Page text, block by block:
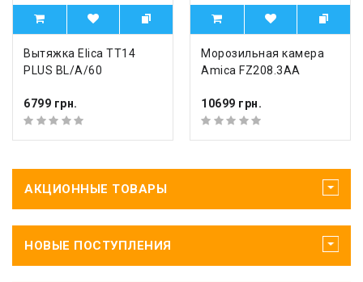
Вытяжка Elica TT14
PLUS BL/A/60
6799 грн.
Морозильная камера
Amica FZ208.3AA
10699 грн.
АКЦИОННЫЕ ТОВАРЫ
НОВЫЕ ПОСТУПЛЕНИЯ